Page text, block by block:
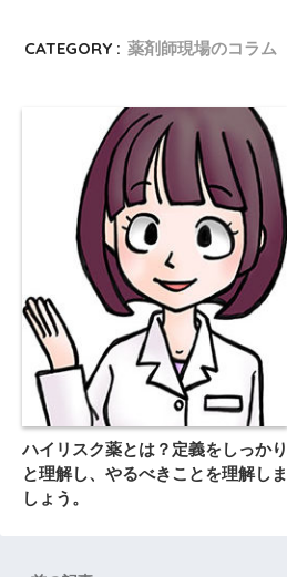
CATEGORY : 薬剤師現場のコラム
ハイリスク薬とは？定義をしっかり
と理解し、やるべきことを理解しま
しょう。